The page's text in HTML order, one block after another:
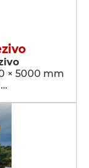
× 5000 mm